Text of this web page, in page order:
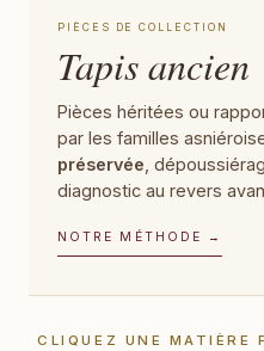
PIÈCES DE COLLECTION
Tapis ancien
Pièces héritées ou
par les familles
préservée ,
diagnostic au revers
NOTRE MÉTHODE →
CLIQUEZ UNE MATIÈRE